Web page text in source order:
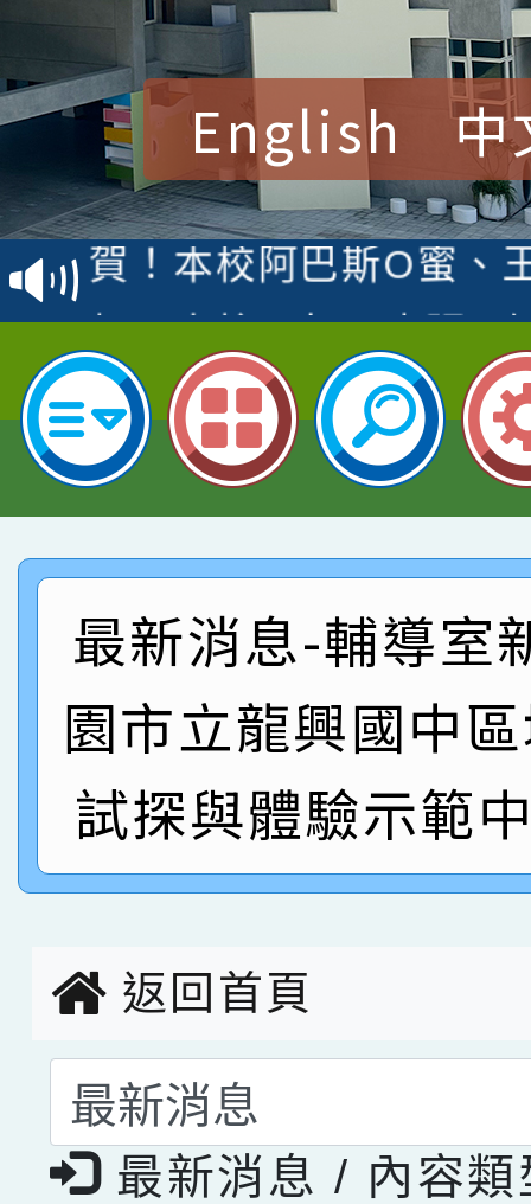
English 中
賀！本校參加桃園市中
賽 洪綺君教師榮獲社
名
賀！本校阿巴斯O蜜、
倩參加桃園市科展 國
名 指導老師王老師、
賀！本校四年二班張O
園市英語競賽國小朗讀
指導老師林老師
賀！本校參加桃園市中
賽 劉文瑛教師榮獲教
臺灣台語-第二名
賀！本校參與2026世
市賽榮獲科學小創客佳
創客第三名。
賀！本校參加桃園市中
賽 洪綺君教師榮獲社
名
賀！本校阿巴斯O蜜、
倩參加桃園市科展 國
名 指導老師王老師、
賀！本校四年二班張O
園市英語競賽國小朗讀
指導老師林老師
賀！本校參加桃園市中
賽 劉文瑛教師榮獲教
賀！本校參與2026世
最新消息-輔導室
園市立龍興國中
試探與體驗示範
返回首頁
選擇後頁面內容會更
最新消息 / 內容類